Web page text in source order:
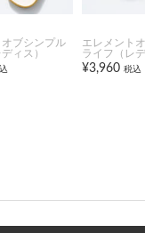
オブシンプル
ィス）
エレメント
ライフ（レ
¥3,960 税込